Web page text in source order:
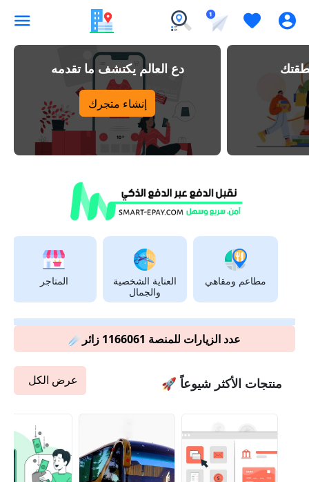
دع العالم يكتشف ما تقدمه
إنشاء متجرك
مطاعم ومقاهي
العناية الشخصية
والجمال
المتاجر
عدد الزيارات للمنصة 1166061 زائر☄️
منتجات الأكثر شيوعاً 🚀 عرض الكل